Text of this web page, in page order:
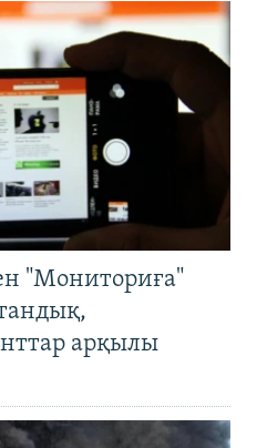
"Мониториға"
арқылы